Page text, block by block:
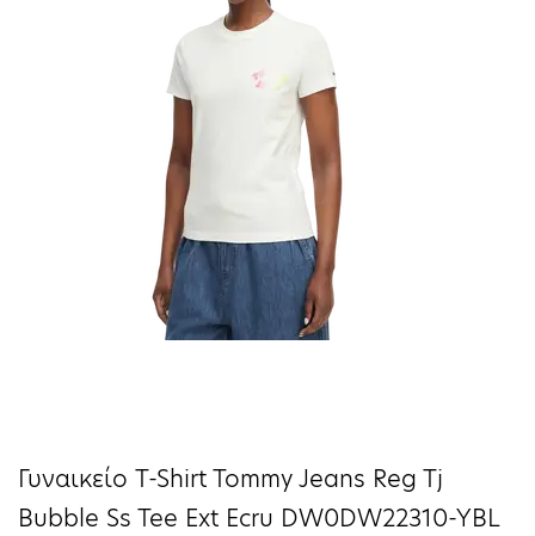
Γυναικείο T-Shirt Tommy Jeans Reg Tj
Bubble Ss Tee Ext Ecru DW0DW22310-YBL